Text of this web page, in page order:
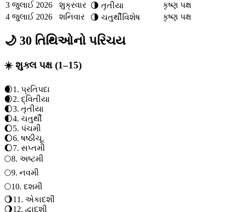
3 જુલાઈ 2026
શુક્રવાર 🌗 તૃતીયા
કૃષ્ણ પક્ષ
4 જુલાઈ 2026
શનિવાર 🌗 ચતુર્થીવિશેષ કૃષ્ણ પક્ષ
🌙 30 તિથિઓનો પરિચય
☀️ શુક્લ પક્ષ (1–15)
🌒1 . પ્રતિપદા
🌒2. દ્વિતીયા
🌓3. તૃતીયા
🌓4. ચતુર્થી
🌔5. પંચમી
🌔6. ષષ્ઠીચૂ.
🌔7. સપ્તમી
🌕8. અષ્ટમી
🌕9. નવમી
🌕10. દશમી
🌖11 . એકાદશી
🌖12. દ્વાદશી